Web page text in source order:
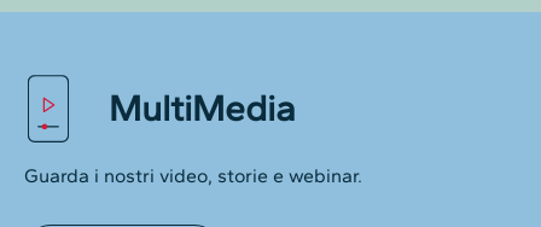
MultiMedia
Guarda i nostri video, storie e webinar.